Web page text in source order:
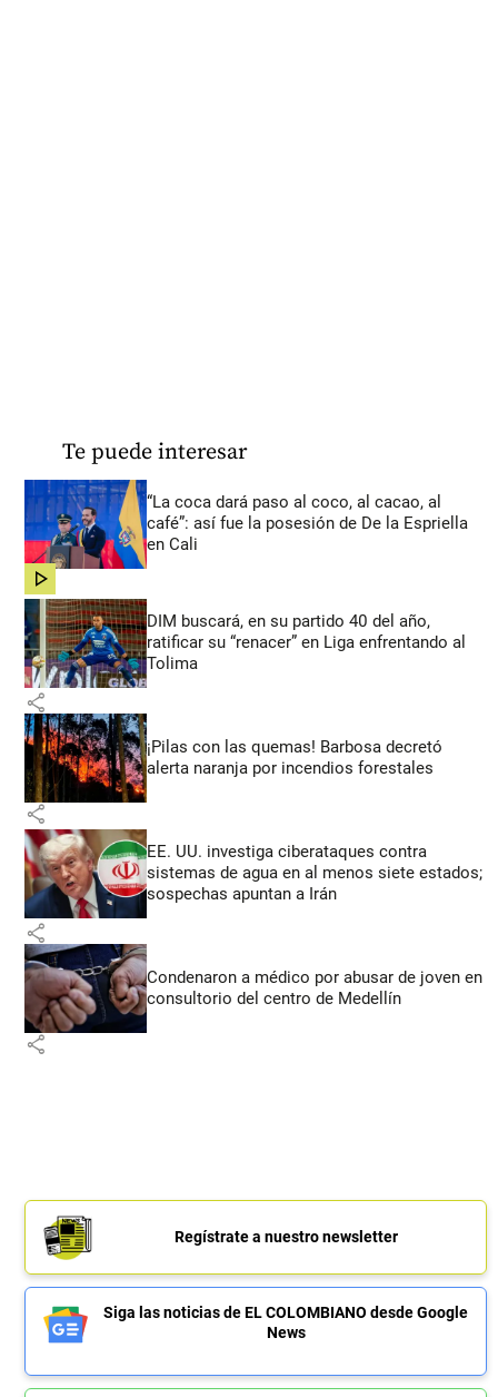
Te puede interesar
“La coca dará paso al coco, al cacao, al
café”: así fue la posesión de De la Espriella
en Cali
share
DIM buscará, en su partido 40 del año,
ratificar su “renacer” en Liga enfrentando al
Tolima
share
¡Pilas con las quemas! Barbosa decretó
alerta naranja por incendios forestales
share
EE. UU. investiga ciberataques contra
sistemas de agua en al menos siete estados;
sospechas apuntan a Irán
share
Condenaron a médico por abusar de joven en
consultorio del centro de Medellín
share
Regístrate a nuestro newsletter
Siga las noticias de EL COLOMBIANO desde Google
News